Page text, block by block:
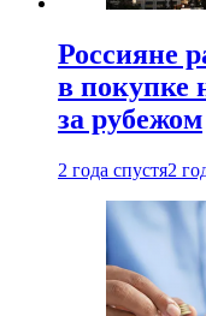
Россияне
в покупке
за рубежом
2 года спустя2